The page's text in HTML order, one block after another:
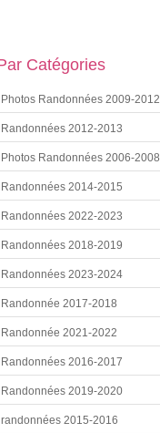
Catégories
Photos Randonnées 2009-2012
Randonnées 2012-2013
Photos Randonnées 2006-2008
Randonnées 2014-2015
Randonnées 2022-2023
Randonnées 2018-2019
Randonnées 2023-2024
Randonnée 2017-2018
Randonnée 2021-2022
Randonnées 2016-2017
Randonnées 2019-2020
randonnées 2015-2016